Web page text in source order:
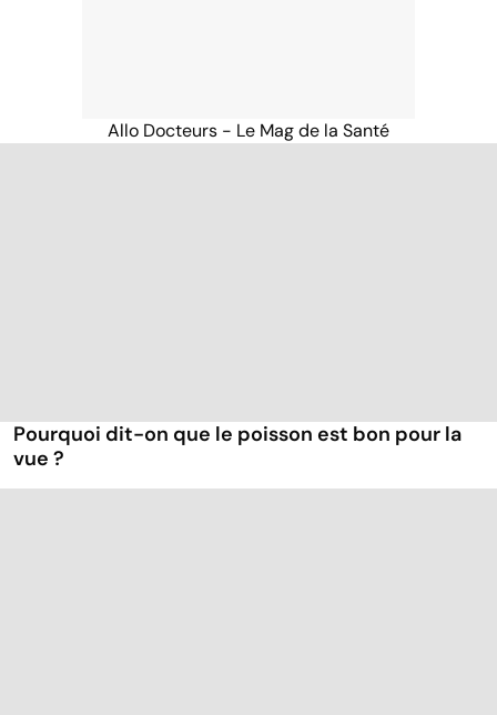
Allo Docteurs - Le Mag de la Santé
Pourquoi dit-on que le poisson est bon pour la
vue ?